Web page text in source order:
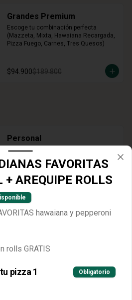
Grandes Premium
Escoge tu combinación perfecta
(Mazzeta, Mixta, Hawaiana Recargada,
Pizza Fuego, Carnes, Tres Quesos)
$94.900$189.800
Personal
Escoge el sabor de tu pizza (4
$24.900
porciones)
FAVORITAS
+ AREQUIPE ROLLS
hawaiana y pepperoni
rolls GRATIS
pizza 1 Obligatorio